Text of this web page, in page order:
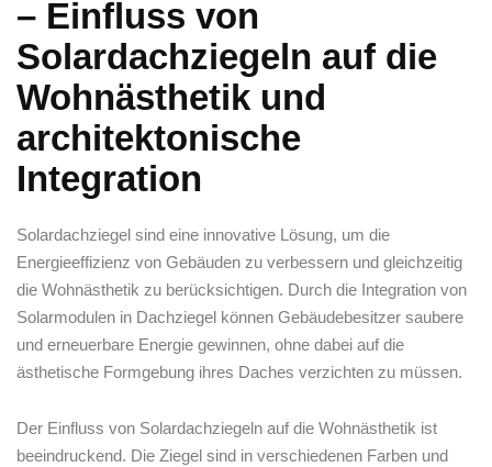
– Einfluss von
Solardachziegeln auf die
Wohnästhetik und
architektonische
Integration
Solardachziegel sind eine innovative Lösung, um die
Energieeffizienz von Gebäuden ⁣zu verbessern und gleichzeitig
die Wohnästhetik zu berücksichtigen. Durch die ​Integration von
Solarmodulen in Dachziegel können Gebäudebesitzer saubere
und erneuerbare Energie gewinnen, ohne⁣ dabei auf ⁢die
ästhetische Formgebung ihres Daches verzichten zu müssen.
Der Einfluss ​von Solardachziegeln auf die Wohnästhetik ist
beeindruckend. Die‌ Ziegel sind ​in verschiedenen Farben und